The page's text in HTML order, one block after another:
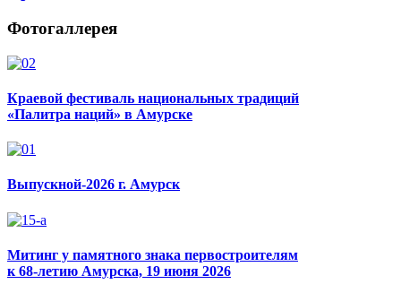
Фотогаллерея
Краевой фестиваль национальных традиций
«Палитра наций» в Амурске
Выпускной-2026 г. Амурск
Митинг у памятного знака первостроителям
к 68-летию Амурска, 19 июня 2026